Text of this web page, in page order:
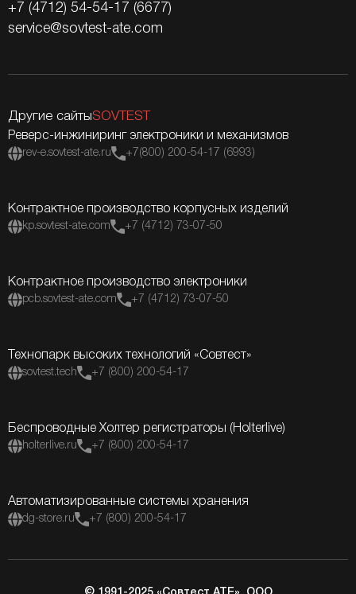
+7 (4712) 54-54-17 (6677)
service@sovtest-ate.com
Другие сайтыSOVTEST
Реверс-инжиниринг электроники и механизмов
rev-e.sovtest-ate.ru +7(800) 200-54-17 (6993)
Контрактное производство корпусных изделий
kp.sovtest-ate.com +7 (4712) 73-07-50
Контрактное производство электроники
pcb.sovtest-ate.com +7 (4712) 73-07-50
Технопарк высоких технологий «Совтест»
sovtest.tech +7 (800) 200-54-17
Беспроводные Холтер регистраторы (Holterlive)
holterlive.ru +7 (800) 200-54-17
Автоматизированные системы хранения
dg-store.ru +7 (800) 200-54-17